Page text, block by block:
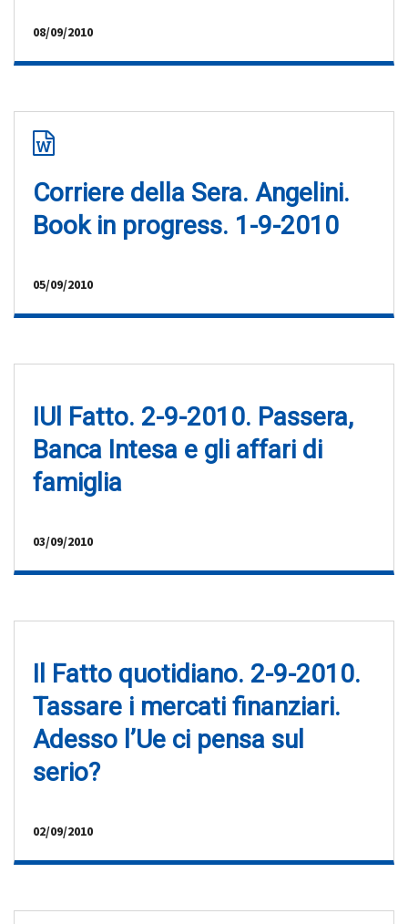
08/09/2010
Corriere della Sera. Angelini.
Book in progress. 1-9-2010
05/09/2010
IUl Fatto. 2-9-2010. Passera,
Banca Intesa e gli affari di
famiglia
03/09/2010
Il Fatto quotidiano. 2-9-2010.
Tassare i mercati finanziari.
Adesso l’Ue ci pensa sul
serio?
02/09/2010